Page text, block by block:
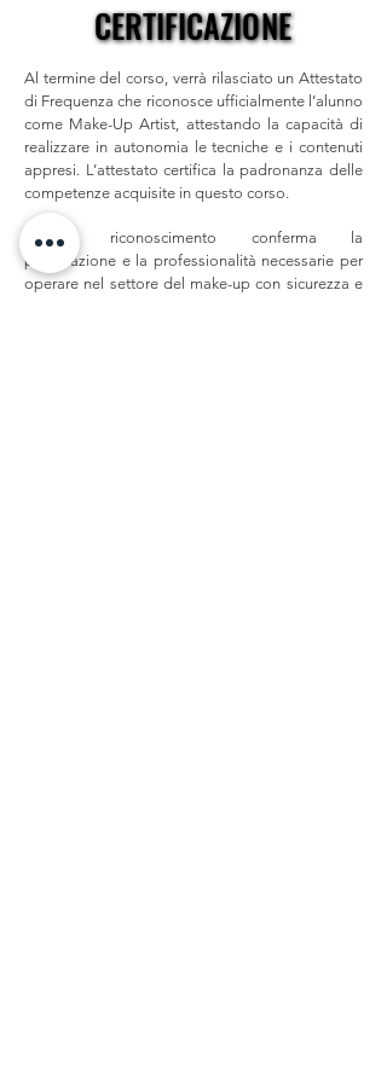
CERTIFICAZIONE
CERTIFICAZIONE
Al termine del corso, verrà rilasciato un Attestato
di Frequenza che riconosce ufficialmente l’alunno
come Make-Up Artist, attestando la capacità di
realizzare in autonomia le tecniche e i contenuti
appresi. L’attestato certifica la padronanza delle
competenze acquisite in questo corso.
Questo riconoscimento conferma la
preparazione e la professionalità necessarie per
operare nel settore del make-up con sicurezza e